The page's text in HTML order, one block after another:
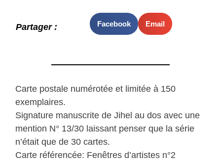
Partager : Facebook Email
Carte postale numérotée et limitée à 150
exemplaires.
Signature manuscrite de Jihel au dos avec une
mention N° 13/30 laissant penser que la série
n’était que de 30 cartes.
Carte référencée: Fenêtres d’artistes n°2